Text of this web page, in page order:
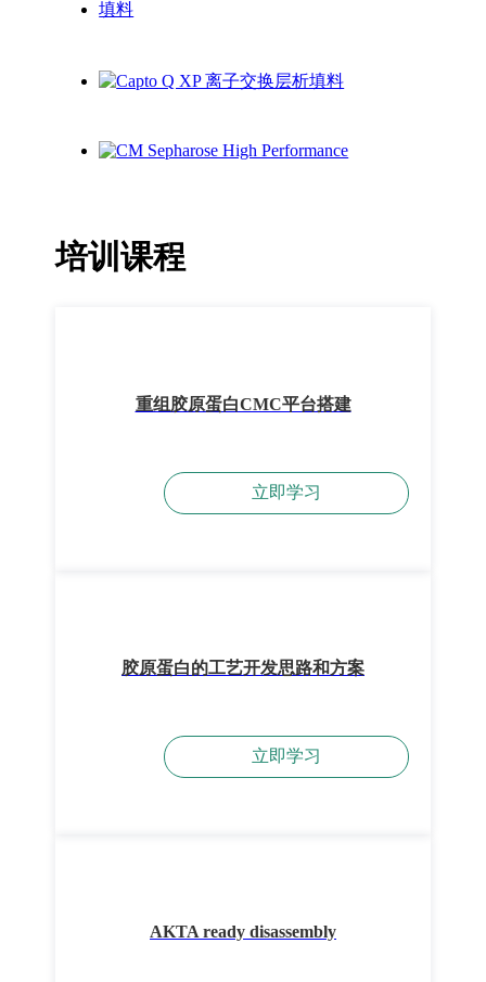
培训课程
重组胶原蛋白CMC平台搭建
立即学习
胶原蛋白的工艺开发思路和方案
立即学习
AKTA ready disassembly